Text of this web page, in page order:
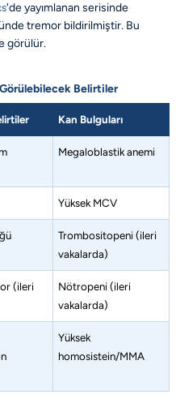
'de yayımlanan serisinde
tremor bildirilmiştir. Bu
görülür.
Belirtiler
Kan Bulguları
Megaloblastik anemi
Yüksek MCV
Trombositopeni (ileri
vakalarda)
(ileri
Nötropeni (ileri
vakalarda)
Yüksek
homosistein/MMA